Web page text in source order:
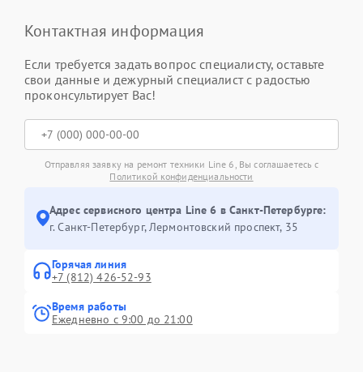
Контактная информация
Если требуется задать вопрос специалисту, оставьте
свои данные и дежурный специалист с радостью
проконсультирует Вас!
Отправляя заявку на ремонт техники Line 6, Вы соглашаетесь с
Политикой конфиденциальности
Адрес сервисного центра Line 6 в Санкт-Петербурге:
г. Санкт-Петербург, Лермонтовский проспект, 35
Горячая линия
+7 (812) 426-52-93
Время работы
Ежедневно с 9:00 до 21:00